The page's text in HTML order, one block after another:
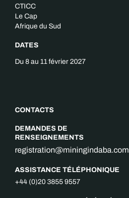
CTICC
Le Cap
Afrique du Sud
DATES
Du 8 au 11 février 2027
CONTACTS
DEMANDES DE
RENSEIGNEMENTS
registration@miningindaba.com
ASSISTANCE TÉLÉPHONIQUE
+44 (0)20 3855 9557